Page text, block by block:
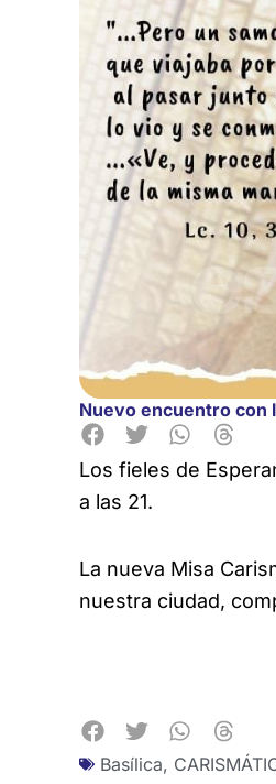
Nuevo encuentro con
Los fieles de
a las 21.
La nueva Misa
nuestra ciudad,
Basílica,